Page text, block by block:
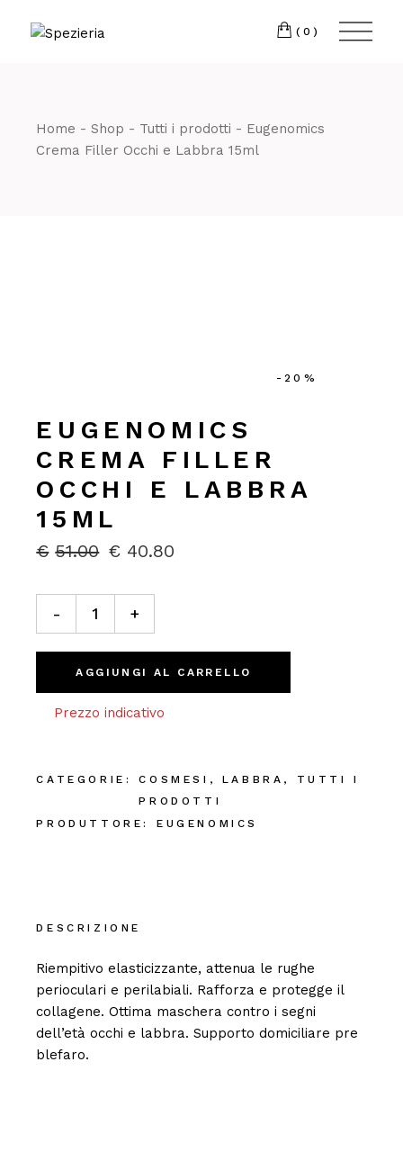
(0)
Home Shop Tutti i prodotti
Eugenomics
Crema Filler Occhi e Labbra 15ml
-20%
EUGENOMICS
CREMA FILLER
OCCHI E LABBRA
15ML
€ 51.00
IL
ORIGINALE
ERA:
€51.00.
€ 40.80
IL
ATTUALE
€40.80.
Eugenomics Crema Filler Occhi e Labbra 15ml quantity
- +
AGGIUNGI AL CARRELLO
Prezzo indicativo
CATEGORIE: COSMESI , LABBRA ,
TUTTI I
PRODOTTI
PRODUTTORE:
EUGENOMICS
DESCRIZIONE
Riempitivo elasticizzante, attenua le rughe
perioculari e perilabiali. Rafforza e protegge il
collagene. Ottima maschera contro i segni
dell’età occhi e labbra. Supporto domiciliare pre
blefaro.
Telefono